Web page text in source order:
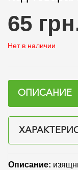
65
Нет в наличии
ОПИСАНИЕ
Описание: